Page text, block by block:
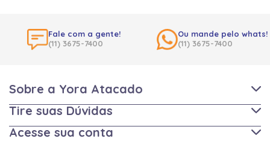
Fale com a gente!
(11) 3675-7400
Ou mande pelo whats!
(11) 3675-7400
Sobre a Yora Atacado
Tire suas Dúvidas
Acesse sua conta